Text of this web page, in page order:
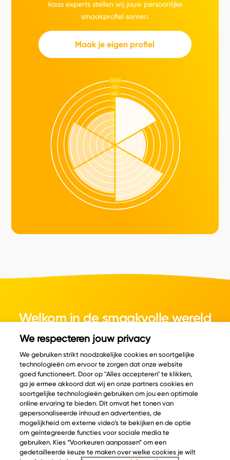
kaas experts stellen wij jouw persoonlijke
smaakprofiel samen.
Maak je eigen profiel
Welkom in de smaakvolle wereld
van kaas.
© Copyright 2026 Velder
Inspiratie
Kaascatalogus
Recepten
Informatie
Over ons
Ontdek
We respecteren jouw privacy
We gebruiken strikt noodzakelijke cookies en soortgelijke
technologieën om ervoor te zorgen dat onze website
goed functioneert. Door op "Alles accepteren" te klikken,
ga je ermee akkoord dat wij en onze partners cookies en
soortgelijke technologieën gebruiken om jou een optimale
online ervaring te bieden. Dit omvat het tonen van
gepersonaliseerde inhoud en advertenties, de
mogelijkheid om externe video’s te bekijken en de optie
om geïntegreerde functies voor sociale media te
gebruiken. Kies “Voorkeuren aanpassen” om een
gedetailleerde keuze te maken over welke cookies je wilt